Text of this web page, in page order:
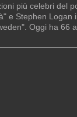
più celebri del
e Stephen Logan
Oggi ha 66